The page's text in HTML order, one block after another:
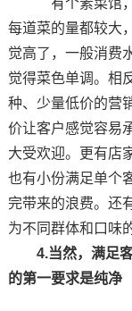
有个素菜馆
每道菜的量都较大
觉高了，一般消费
觉得菜色单调。相
种、少量低价的营
价让客户感觉容易
大受欢迎。更有店
也有小份满足单个
完带来的浪费。还
为不同群体和口味
4.当然，满足
的第一要求是纯净